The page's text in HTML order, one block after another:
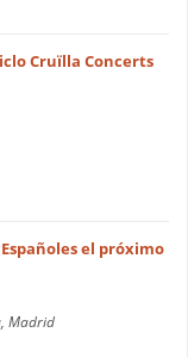
Cruïlla Concerts
el próximo
Madrid